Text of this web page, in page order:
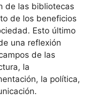
de las bibliotecas
de los beneficios
Esto último
una reflexión
de las
la
la política,